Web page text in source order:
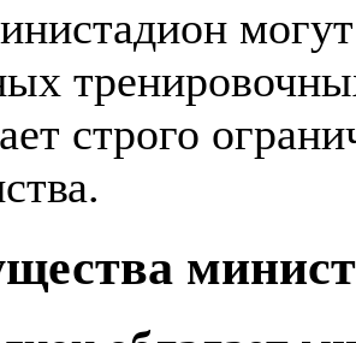
строго